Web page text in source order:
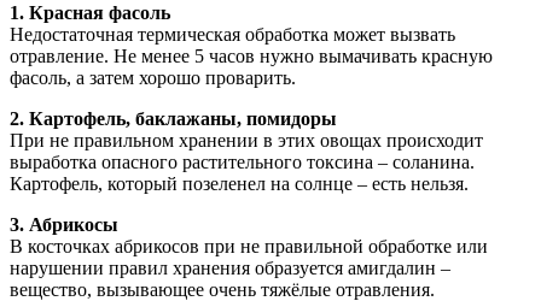
1. Красная фасоль
Недостаточная термическая обработка может вызвать
отравление. Не менее 5 часов нужно вымачивать красную
фасоль, а затем хорошо проварить.
2. Картофель, баклажаны, помидоры
При не правильном хранении в этих овощах происходит
выработка опасного растительного токсина – соланина.
Картофель, который позеленел на солнце – есть нельзя.
3. Абрикосы
В косточках абрикосов при не правильной обработке или
нарушении правил хранения образуется амигдалин –
вещество, вызывающее очень тяжёлые отравления.